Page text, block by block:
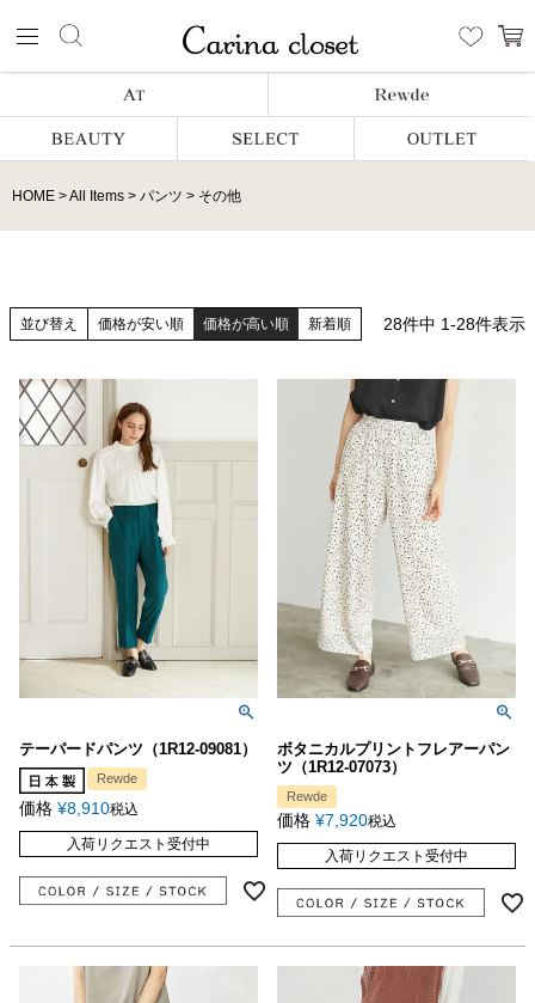
HOME All Items パンツ その他
並び替え 価格が安い順 価格が高い順 新着順 28件中 1-28件表示
テーパードパンツ（1R12-09081）
Rewde
価格 ¥8,910税込
入荷リクエスト受付中
ボタニカルプリントフレアーパン
ツ（1R12-07073）
Rewde
価格 ¥7,920税込
入荷リクエスト受付中